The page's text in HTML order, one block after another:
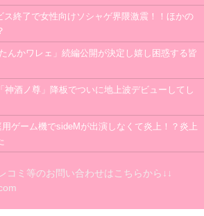
ス終了で女性向けソシャゲ界隈激震！！ほかの
んかワレェ」続編公開が決定し嬉し困惑する皆
神酒ノ尊」降板でついに地上波デビューしてし
用ゲーム機でsideMが出演しなくて炎上！？炎上
コミ等のお問い合わせはこちらから↓↓